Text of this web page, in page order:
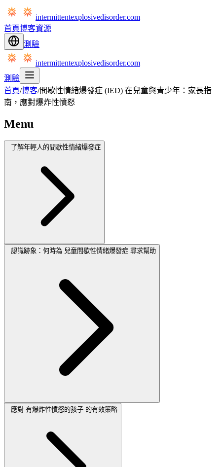
intermittentexplosivedisorder.com
首頁博客資源
測驗
intermittentexplosivedisorder.com
測驗
首頁/博客/間歇性情緒爆發症 (IED) 在兒童與青少年：家長指
南，應對爆炸性憤怒
Menu
了解年輕人的間歇性情緒爆發症
認識跡象：何時為 兒童間歇性情緒爆發症 尋求幫助
應對 有爆炸性憤怒的孩子 的有效策略